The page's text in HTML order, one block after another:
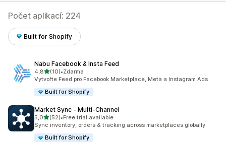
Počet aplikací: 224
Built for Shopify
Nabu Facebook & Insta Feed
4,8z 5 hvězd
(10)
Celkový počet recenzí: 10
•Zdarma
Vytvořte Feed pro Facebook Marketplace, Meta a Instagram Ads
Built for Shopify
Market Sync ‑ Multi‑Channel
5,0z 5 hvězd
(52)
Celkový počet recenzí: 52
•Free trial available
Sync inventory, orders & tracking across marketplaces globally
Built for Shopify